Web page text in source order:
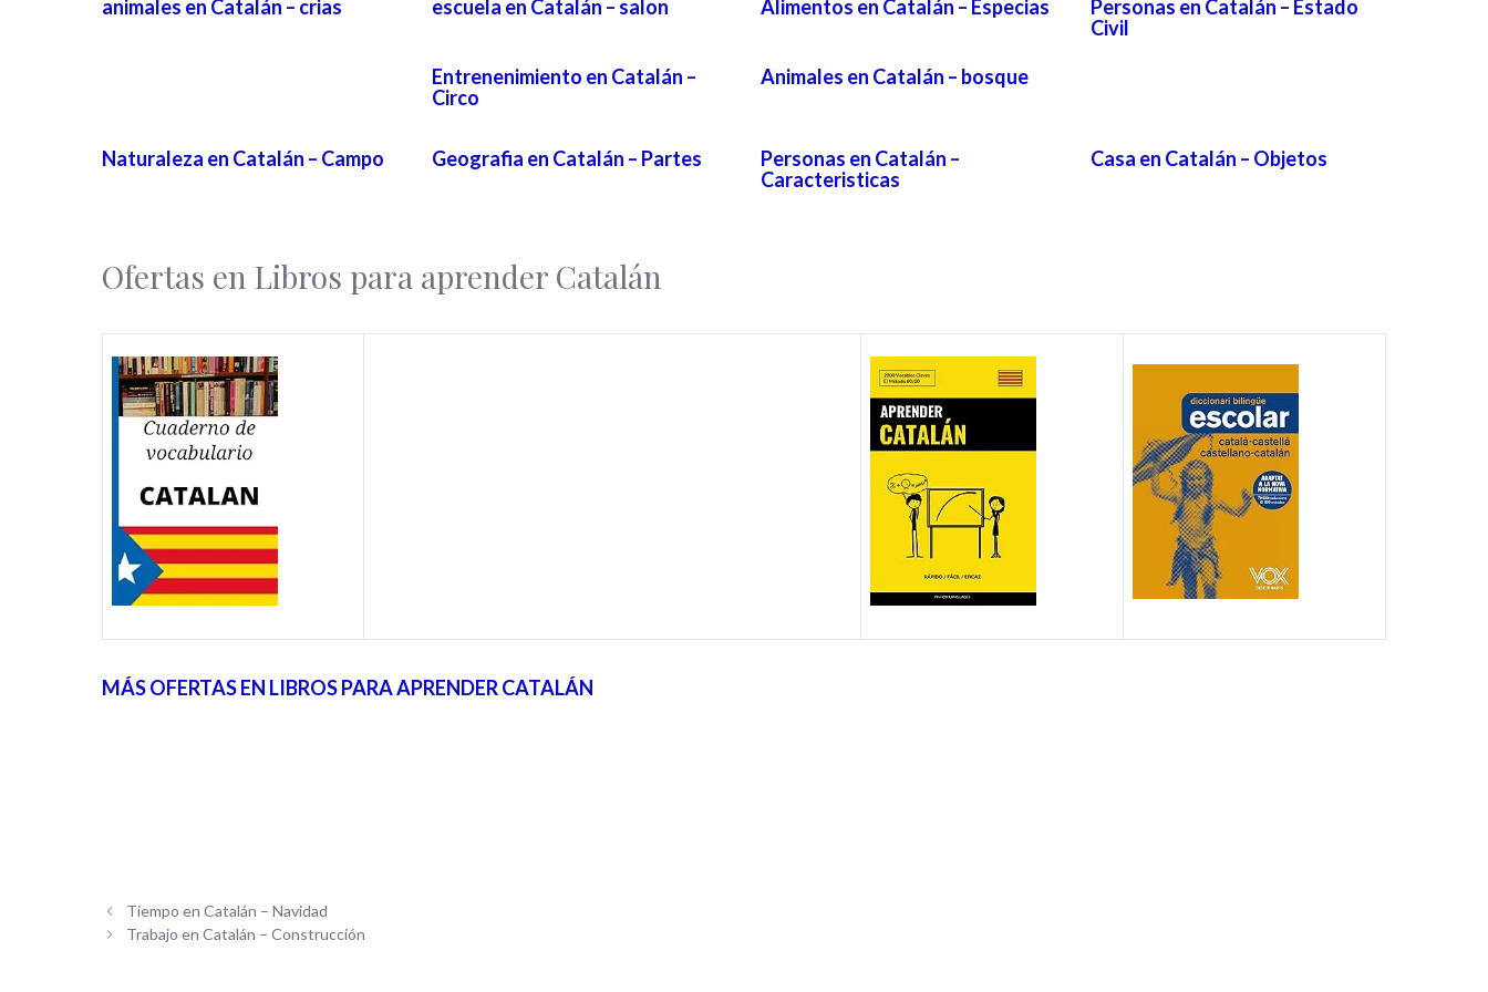
animales en Catalán – crias escuela en Catalán – salon Alimentos en Catalán – Especias
Personas en Catalán – Estado
Civil
Entrenenimiento en Catalán –
Circo
Animales en Catalán – bosque
Naturaleza en Catalán – Campo Geografia en Catalán – Partes
Personas en Catalán –
Caracteristicas
Casa en Catalán – Objetos
Ofertas en Libros para aprender Catalán
MÁS OFERTAS EN LIBROS PARA APRENDER CATALÁN
Tiempo en Catalán – Navidad
Trabajo en Catalán – Construcción